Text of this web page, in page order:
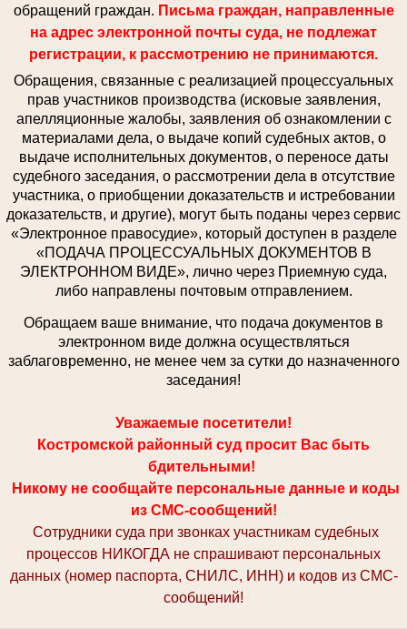
обращений граждан. Письма граждан, направленные
на адрес электронной почты суда, не подлежат
регистрации, к рассмотрению не принимаются.
Обращения, связанные с реализацией процессуальных
прав участников производства (исковые заявления,
апелляционные жалобы, заявления об ознакомлении с
материалами дела, о выдаче копий судебных актов, о
выдаче исполнительных документов, о переносе даты
судебного заседания, о рассмотрении дела в отсутствие
участника, о приобщении доказательств и истребовании
доказательств, и другие), могут быть поданы через сервис
«Электронное правосудие», который доступен в разделе
«ПОДАЧА ПРОЦЕССУАЛЬНЫХ ДОКУМЕНТОВ В
ЭЛЕКТРОННОМ ВИДЕ», лично через Приемную суда,
либо направлены почтовым отправлением.
Обращаем ваше внимание, что подача документов в
электронном виде должна осуществляться
заблаговременно, не менее чем за сутки до назначенного
заседания!
Уважаемые посетители!
Костромской районный суд просит Вас быть
бдительными!
Никому не сообщайте персональные данные и коды
из СМС-сообщений!
Сотрудники суда при звонках участникам судебных
процессов НИКОГДА не спрашивают персональных
данных (номер паспорта, СНИЛС, ИНН) и кодов из СМС-
сообщений!